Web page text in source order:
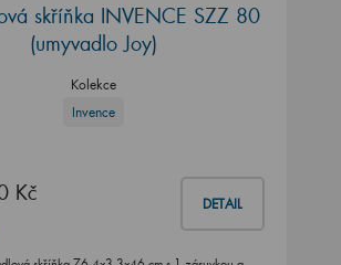
skříňka INVENCE SZZ 80
(umyvadlo Joy)
Kolekce
Invence
Kč DETAIL